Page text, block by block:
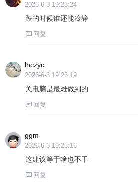
2026-6-3 19:23:24
跌的时候谁还能冷静
回复
lhczyc
2026-6-3 19:23:19
关电脑是最难做到的
回复
ggm
2026-6-3 19:23:16
这建议等于啥也不干
回复